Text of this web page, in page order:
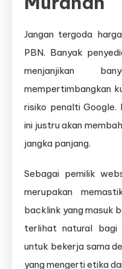
Jangan tergoda
PBN. Banyak
menjanjikan
mempertimbangkan
risiko penalti Google.
ini justru akan
jangka panjang.
Sebagai pemilik
merupakan
backlink yang masuk
terlihat natural bagi
untuk bekerja sama
yang mengerti etika